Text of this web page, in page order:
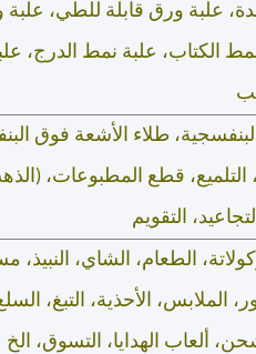
علبة ورق قابلة للطي،
الكتاب، علبة نمط الدرج،
طلاء الأشعة فوق
التلميع، قطع المطبوعات،
التقويم
الطعام، الشاي،
الأحذية، التبغ، السلع
ألعاب الهدايا، التسوق، الخ